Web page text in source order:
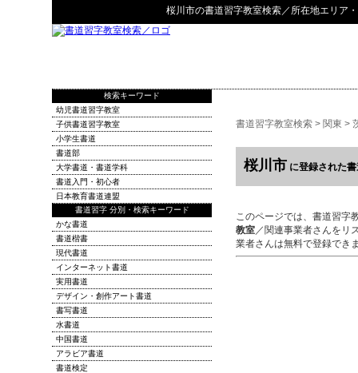
桜川市の書道習字教室検索／所在地エリア
書道習字教室検索 > 関東 >
桜川市 に登録された
このページでは、書道習字
教室／関連事業者さんをリ
業者さんは無料で登録でき
検索キーワード
幼児書道習字教室
子供書道習字教室
小学生書道
書道部
大学書道・書道学科
書道入門・初心者
日本教育書道連盟
書道習字 分別・検索キーワード
かな書道
書道楷書
現代書道
インターネット書道
実用書道
デザイン・創作アート書道
書写書道
水書道
中国書道
アラビア書道
書道検定